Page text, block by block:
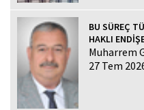
BU SÜREÇ
HAKLI
Muharrem
27 Tem